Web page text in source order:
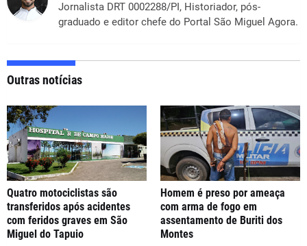
Jornalista DRT 0002288/PI, Historiador, pós-
graduado e editor chefe do Portal São Miguel Agora.
Outras notícias
Quatro motociclistas são
transferidos após acidentes
com feridos graves em São
Miguel do Tapuio
Homem é preso por ameaça
com arma de fogo em
assentamento de Buriti dos
Montes